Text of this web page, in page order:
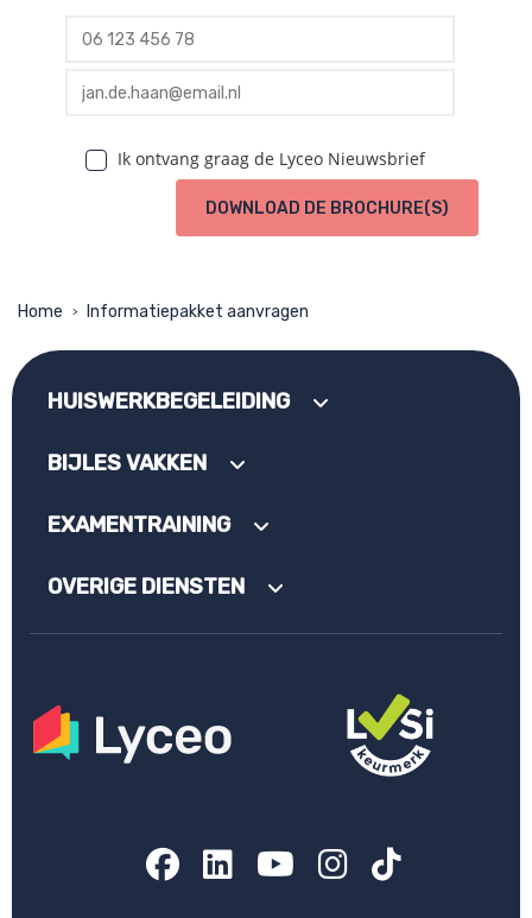
profile telefoon
profile email
Ik ontvang graag de Lyceo Nieuwsbrief
DOWNLOAD DE BROCHURE(S)
Home > Informatiepakket aanvragen
HUISWERKBEGELEIDING
BIJLES VAKKEN
EXAMENTRAINING
OVERIGE DIENSTEN
Facebook
LinkedIn
YouTube
Instagram
TikTok